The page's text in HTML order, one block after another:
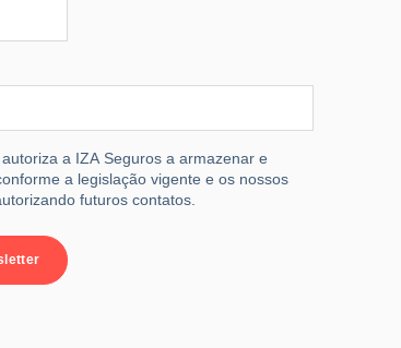
a IZA Seguros a armazenar e
a legislação vigente e os nossos
futuros contatos.